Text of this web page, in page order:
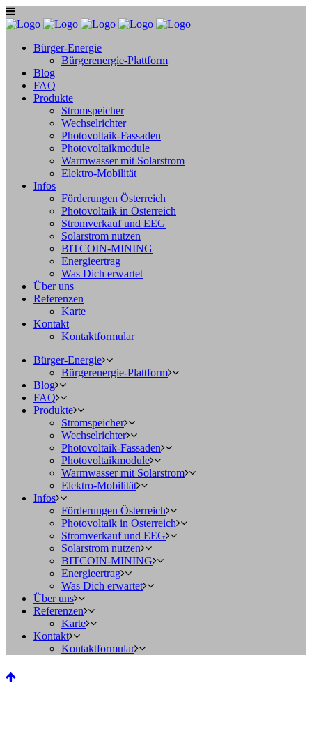
Bürger-Energie
Bürgerenergie-Plattform
Blog
FAQ
Produkte
Stromspeicher
Wechselrichter
Photovoltaik-Fassaden
Photovoltaikmodule
Warmwasser mit Solarstrom
Elektro-Mobilität
Infos
Förderungen Österreich
Photovoltaik in Österreich
Stromverkauf und EEG
Solarstrom nutzen
BITCOIN-MINING
Energieertrag
Was Dich erwartet
Über uns
Referenzen
Karte
Kontakt
Kontaktformular
Bürger-Energie
Bürgerenergie-Plattform
Blog
FAQ
Produkte
Stromspeicher
Wechselrichter
Photovoltaik-Fassaden
Photovoltaikmodule
Warmwasser mit Solarstrom
Elektro-Mobilität
Infos
Förderungen Österreich
Photovoltaik in Österreich
Stromverkauf und EEG
Solarstrom nutzen
BITCOIN-MINING
Energieertrag
Was Dich erwartet
Über uns
Referenzen
Karte
Kontakt
Kontaktformular